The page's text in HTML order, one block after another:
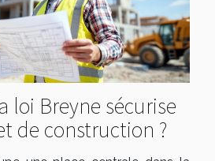
loi Breyne sécurise
de construction ?